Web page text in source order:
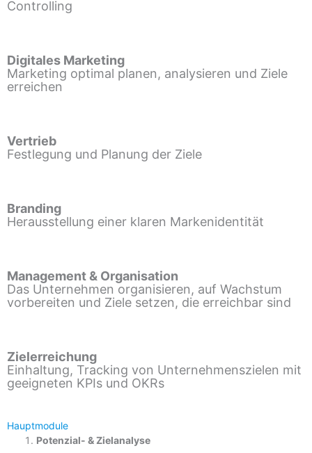
Controlling
Digitales Marketing
Marketing optimal planen, analysieren und Ziele
erreichen
Vertrieb
Festlegung und Planung der Ziele
Branding
Herausstellung einer klaren Markenidentität
Management & Organisation
Das Unternehmen organisieren, auf Wachstum
vorbereiten und Ziele setzen, die erreichbar sind
Zielerreichung
Einhaltung, Tracking von Unternehmenszielen mit
geeigneten KPIs und OKRs
Hauptmodule
Potenzial- &Zielanalyse